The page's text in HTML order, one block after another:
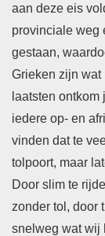
aan deze eis
provinciale weg
gestaan,
Grieken zijn wat
laatsten
iedere op- en
vinden dat te
tolpoort, maar
Door slim te
zonder tol, door
snelweg wat wij